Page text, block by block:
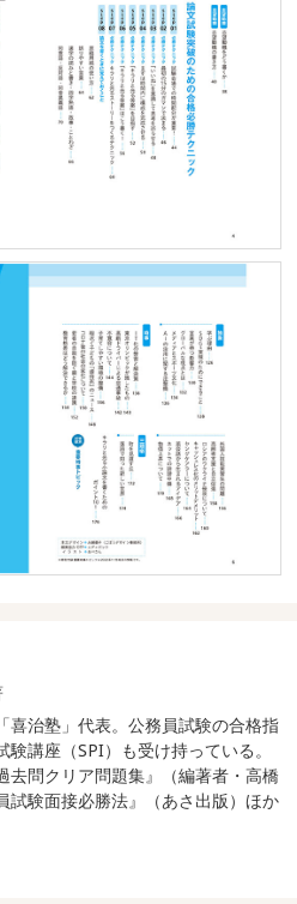
喜治塾」代表。公務員試験の合格指
講座（SPI）も受け持っている。
去問クリア問題集』（編著者・高橋
試験面接必勝法』（あさ出版）ほか